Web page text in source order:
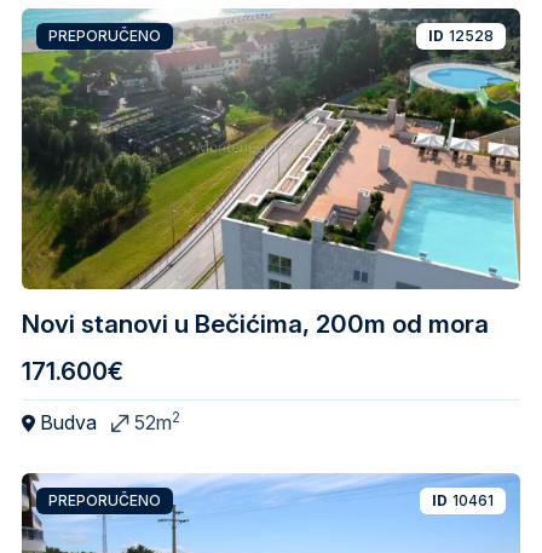
Novi stanovi u Bečićima, 200m od mora
PREPORUČENO ID 12528
171.600€
Budva 52m2
PREPORUČENO ID 10461